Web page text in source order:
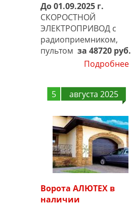
До 01.09.2025 г.
СКОРОСТНОЙ
ЭЛЕКТРОПРИВОД с
радиоприемником,
пультом за 48720 руб.
Подробнее
5 августа 2025
Ворота АЛЮТЕХ в
наличии